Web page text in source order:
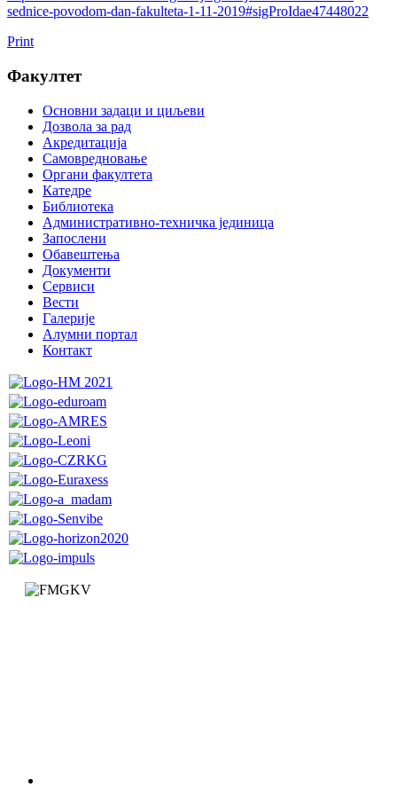
sednice-povodom-dan-fakulteta-1-11-2019#sigProIdae47448022
Print
Факултет
Основни задаци и циљеви
Дозвола за рад
Акредитација
Самовредновање
Органи факултета
Катедре
Библиотека
Административно-техничка јединица
Запослени
Обавештења
Документи
Сервиси
Вести
Галерије
Алумни портал
Контакт